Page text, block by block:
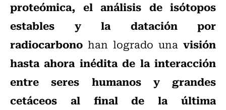
proteómica, el análisis de isótopos
estables y la datación por
radiocarbono han logrado una visión
hasta ahora inédita de la interacción
entre seres humanos y grandes
cetáceos al final de la última